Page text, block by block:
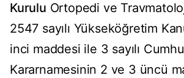
Kurulu Ortopedi ve
2547 sayılı Yükseköğretim
inci maddesi ile 3 sayılı
Kararnamesinin 2 ve 3 üncü